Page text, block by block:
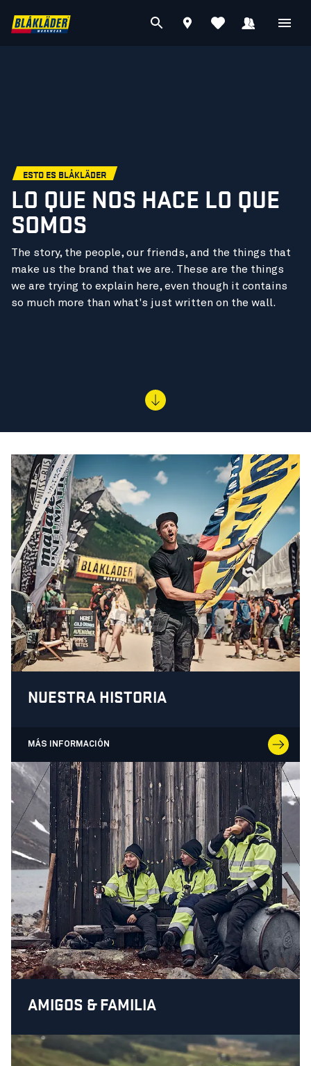
ESTO ES BLÅKLÄDER
LO QUE NOS HACE LO QUE
SOMOS
The story, the people, our friends, and the things that
make us the brand that we are. These are the things
we are trying to explain here, even though it contains
so much more than what's just written on the wall.
NUESTRA HISTORIA
MÁS INFORMACIÓN
AMIGOS & FAMILIA